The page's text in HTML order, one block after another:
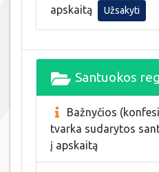
apskaitą
Užsakyti
Santuokos
Bažnyčios
tvarka sudarytos
į apskaitą